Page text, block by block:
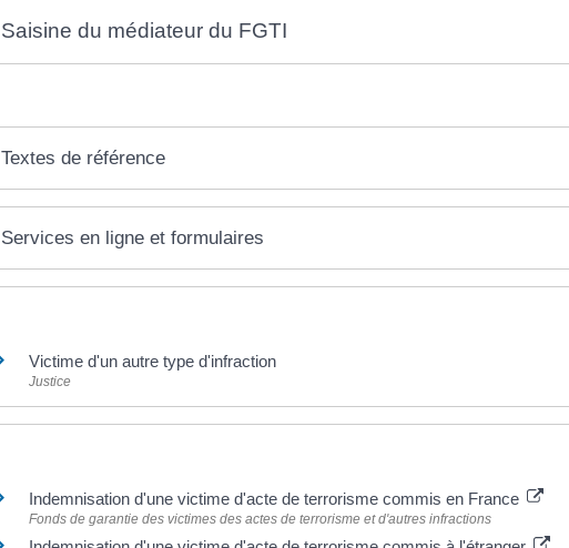
Saisine du médiateur du FGTI
Textes de référence
Services en ligne et formulaires
Victime d'un autre type d'infraction
Justice
Indemnisation d'une victime d'acte de terrorisme commis en France
Fonds de garantie des victimes des actes de terrorisme et d'autres infractions